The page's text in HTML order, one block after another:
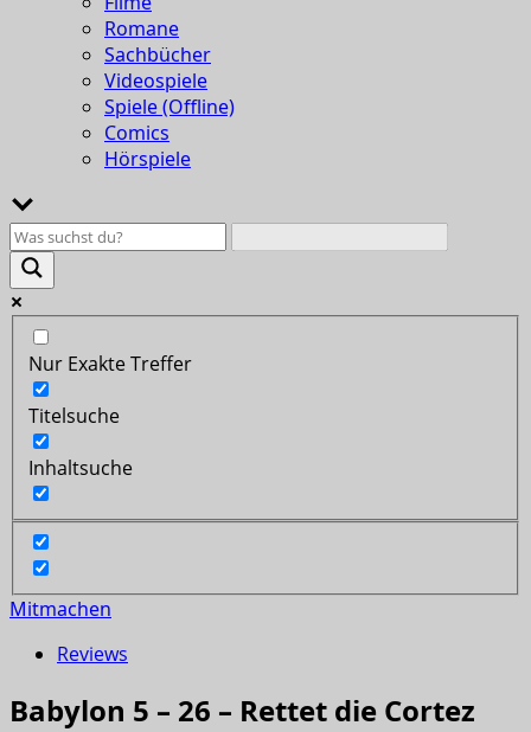
Romane
Sachbücher
Videospiele
Spiele (Offline)
Comics
Hörspiele
Nur Exakte Treffer
Titelsuche
Inhaltsuche
Mitmachen
Reviews
Babylon 5 – 26 – Rettet die Cortez